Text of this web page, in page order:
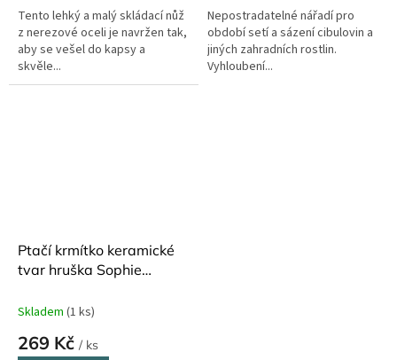
Tento lehký a malý skládací nůž
z nerezové oceli je navržen tak,
aby se vešel do kapsy a
skvěle...
Nepostradatelné nářadí pro
období setí a sázení cibulovin a
jiných zahradních rostlin.
Vyhloubení...
Ptačí krmítko keramické
tvar hruška Sophie
Skladem (1 ks)
269 Kč / ks